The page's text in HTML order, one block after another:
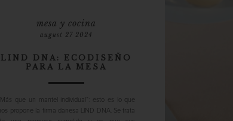
mesa y cocina
august 27 2024
LIND DNA: ECODISEÑO
PARA LA MESA
“Más que un mantel individual”: esto es lo que
nos propone la firma danesa LIND DNA. Se trata